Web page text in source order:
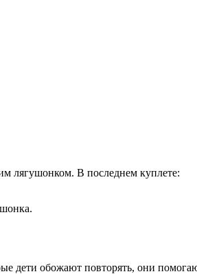
лягушонком. В последнем куплете:
дети обожают повторять, они